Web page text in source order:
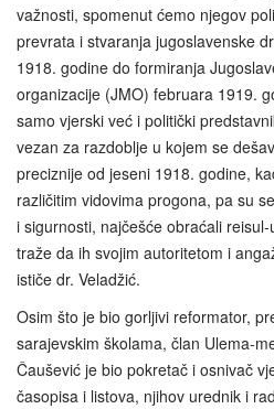
važnosti, spomenut ćemo njegov
prevrata i stvaranja jugoslavenske
1918. godine do formiranja
organizacije (JMO) februara 1919.
samo vjerski već i politički
vezan za razdoblje u kojem se
preciznije od jeseni 1918. godine,
različitim vidovima progona, pa su
i sigurnosti, najčešće obraćali
traže da ih svojim autoritetom i
ističe dr. Veladžić.
Osim što je bio gorljivi reformator,
sarajevskim školama, član Ulema-
Čaušević je bio pokretač i osnivač
časopisa i listova, njihov urednik i